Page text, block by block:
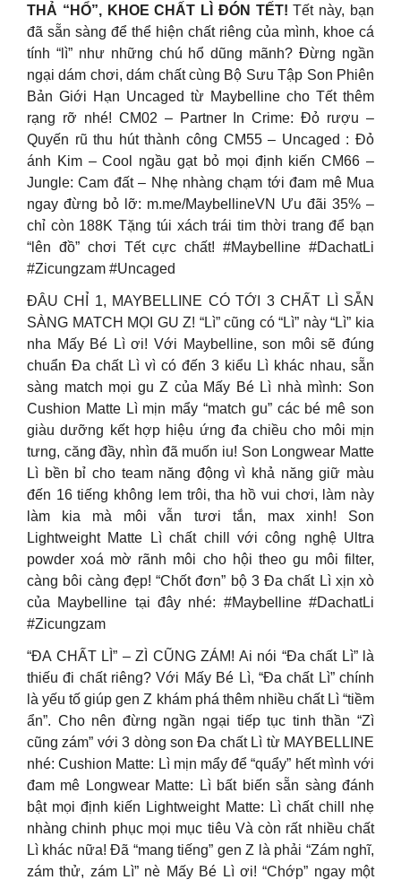
THẢ “HỔ”, KHOE CHẤT LÌ ĐÓN TẾT! Tết này, bạn
đã sẵn sàng để thể hiện chất riêng của mình, khoe cá
tính “lì” như những chú hổ dũng mãnh? Đừng ngần
ngại dám chơi, dám chất cùng Bộ Sưu Tập Son Phiên
Bản Giới Hạn Uncaged từ Maybelline cho Tết thêm
rạng rỡ nhé! CM02 – Partner In Crime: Đỏ rượu –
Quyến rũ thu hút thành công CM55 – Uncaged : Đỏ
ánh Kim – Cool ngầu gạt bỏ mọi định kiến CM66 –
Jungle: Cam đất – Nhẹ nhàng chạm tới đam mê Mua
ngay đừng bỏ lỡ: m.me/MaybellineVN Ưu đãi 35% –
chỉ còn 188K Tặng túi xách trái tim thời trang để bạn
“lên đồ” chơi Tết cực chất! #Maybelline #DachatLi
#Zicungzam #Uncaged
ĐÂU CHỈ 1, MAYBELLINE CÓ TỚI 3 CHẤT LÌ SẴN
SÀNG MATCH MỌI GU Z! “Lì” cũng có “Lì” này “Lì” kia
nha Mấy Bé Lì ơi! Với Maybelline, son môi sẽ đúng
chuẩn Đa chất Lì vì có đến 3 kiểu Lì khác nhau, sẵn
sàng match mọi gu Z của Mấy Bé Lì nhà mình: Son
Cushion Matte Lì mịn mẩy “match gu” các bé mê son
giàu dưỡng kết hợp hiệu ứng đa chiều cho môi mịn
tưng, căng đầy, nhìn đã muốn iu! Son Longwear Matte
Lì bền bỉ cho team năng động vì khả năng giữ màu
đến 16 tiếng không lem trôi, tha hồ vui chơi, làm này
làm kia mà môi vẫn tươi tắn, max xinh! Son
Lightweight Matte Lì chất chill với công nghệ Ultra
powder xoá mờ rãnh môi cho hội theo gu môi filter,
càng bôi càng đẹp! “Chốt đơn” bộ 3 Đa chất Lì xịn xò
của Maybelline tại đây nhé: #Maybelline #DachatLi
#Zicungzam
“ĐA CHẤT LÌ” – ZÌ CŨNG ZÁM! Ai nói “Đa chất Lì” là
thiếu đi chất riêng? Với Mấy Bé Lì, “Đa chất Lì” chính
là yếu tố giúp gen Z khám phá thêm nhiều chất Lì “tiềm
ẩn”. Cho nên đừng ngần ngại tiếp tục tinh thần “Zì
cũng zám” với 3 dòng son Đa chất Lì từ MAYBELLINE
nhé: Cushion Matte: Lì mịn mẩy để “quẩy” hết mình với
đam mê Longwear Matte: Lì bất biến sẵn sàng đánh
bật mọi định kiến Lightweight Matte: Lì chất chill nhẹ
nhàng chinh phục mọi mục tiêu Và còn rất nhiều chất
Lì khác nữa! Đã “mang tiếng” gen Z là phải “Zám nghĩ,
zám thử, zám Lì” nè Mấy Bé Lì ơi! “Chớp” ngay một